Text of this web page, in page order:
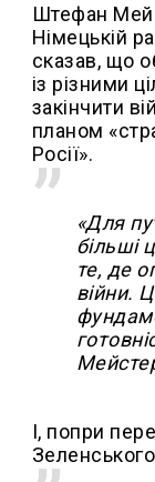
Штефан
Німецькій
сказав, що
із різними
закінчити
планом
Росії».
«Для
більші
те, де
війни.
І, попри